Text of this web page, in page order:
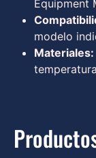
Equipment
modelo
Materiales: